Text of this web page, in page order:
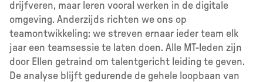
drijfveren, maar leren vooral werken in de digitale
omgeving. Anderzijds richten we ons op
teamontwikkeling: we streven ernaar ieder team elk
jaar een teamsessie te laten doen. Alle MT-leden zijn
door Ellen getraind om talentgericht leiding te geven.
De analyse blijft gedurende de gehele loopbaan van